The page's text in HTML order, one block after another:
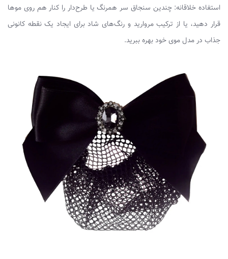
استفاده خلاقانه: چندین سنجاق سر همرنگ یا طرح‌دار را کنار هم روی موها
قرار دهید، یا از ترکیب مروارید و رنگ‌های شاد برای ایجاد یک نقطه کانونی
جذاب در مدل موی خود بهره ببرید.